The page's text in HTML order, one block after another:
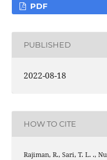
PDF
PUBLISHED
2022-08-18
HOW TO CITE
Rajiman, R., Sari, T. L. .,